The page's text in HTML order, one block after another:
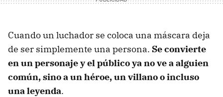
Cuando un luchador se coloca una máscara deja
de ser simplemente una persona. Se convierte
en un personaje y el público ya no ve a alguien
común, sino a un héroe, un villano o incluso
una leyenda.